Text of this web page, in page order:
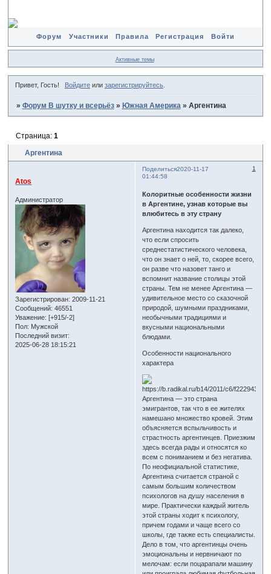
Форум Участники Правила Регистрация Войти
Активные темы
Привет, Гость! Войдитеили зарегистрируйтесь.
» Форум В шутку и всерьёз » Южная Америка » Аргентина
Аргентина
Страница: 1
Поделиться 1
2020-11-17
01:44:58
Atos
Администратор
Зарегистрирован: 2009-11-21
Сообщений: 46551
Уважение: [+915/-2]
Пол: Мужской
Последний визит:
2025-06-28 18:15:21
Колоритные особенности жизни
в Аргентине, узнав которые вы
влюбитесь в эту страну
Аргентина находится так далеко,
что если спросить
среднестатистического человека,
что он знает о ней, то, скорее всего,
он разве что назовет танго и
вспомнит название столицы этой
страны. Тем не менее Аргентина —
удивительное место со сказочной
природой, шумными праздниками,
необычными традициями и
вкусными национальными
блюдами.
Особенности национального
характера
Аргентина — это страна
эмигрантов, так что в ее жителях
намешано множество кровей. Этим
объясняется вспыльчивость и
страстность аргентинцев. Приезжим
здесь всегда рады и относятся ко
всем с пониманием и без негатива.
По неофициальной статистике,
Аргентина считается страной с
самым большим количеством
психологов на душу населения в
мире. Практически каждый житель
этой страны ходит к психологу,
причем годами и чаще всего со
школы, где также есть специалисты.
Дело в том, что аргентинцы очень
эмоциональны и нервничают по
мелочам: если поцарапали машину